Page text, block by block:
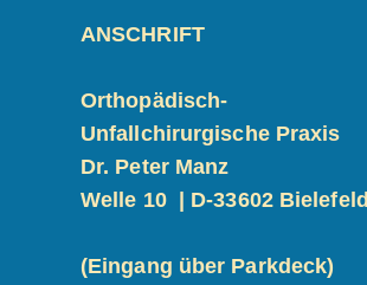
ANSCHRIFT
Orthopädisch-
Unfallchirurgische Praxis
Dr. Peter Manz
Welle 10 | D-33602 Bielefeld
(Eingang über Parkdeck)